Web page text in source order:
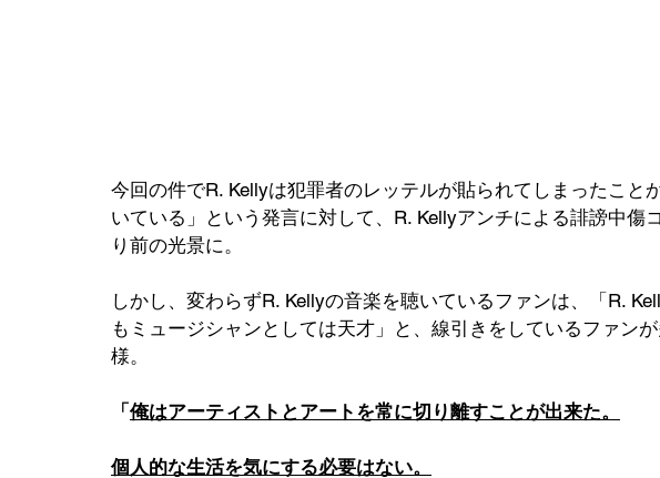
今回の件でR. Kellyは犯罪者のレッテルが貼られてしまったこと
いている」という発言に対して、R. Kellyアンチによる誹謗中傷
り前の光景に。
しかし、変わらずR. Kellyの音楽を聴いているファンは、「R.
もミュージシャンとしては天才」と、線引きをしているファン
様。
「俺はアーティストとアートを常に切り離すことが出来た。
個人的な生活を気にする必要はない。